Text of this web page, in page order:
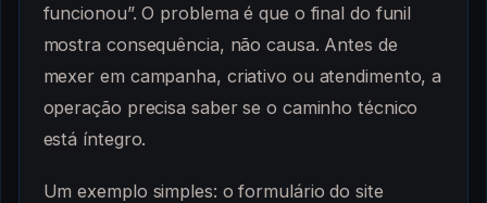
funcionou”. O problema é que o final do funil
mostra consequência, não causa. Antes de
mexer em campanha, criativo ou atendimento, a
operação precisa saber se o caminho técnico
está íntegro.
Um exemplo simples: o formulário do site